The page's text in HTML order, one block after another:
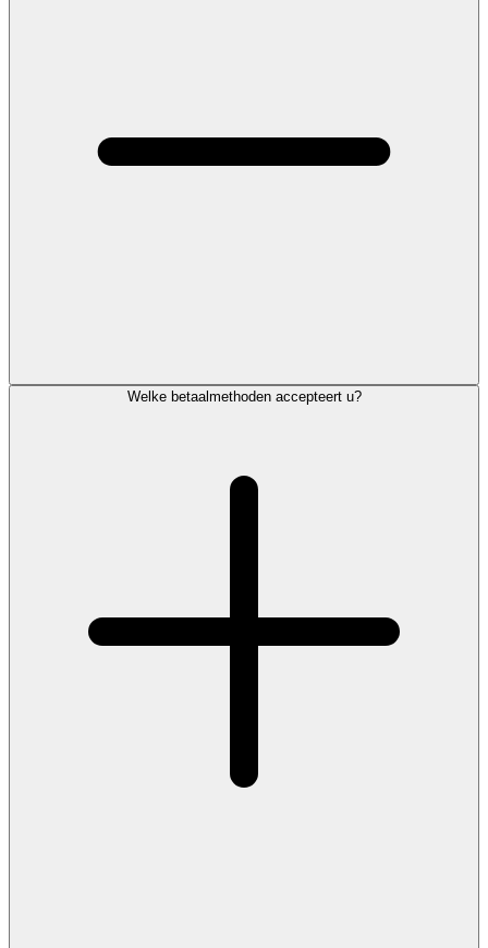
Welke betaalmethoden accepteert u?